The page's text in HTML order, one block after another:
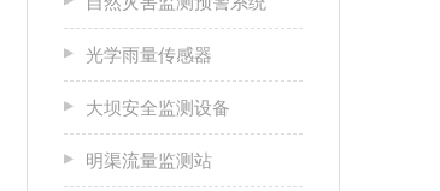
光学雨量传感器
大坝安全监测设备
明渠流量监测站